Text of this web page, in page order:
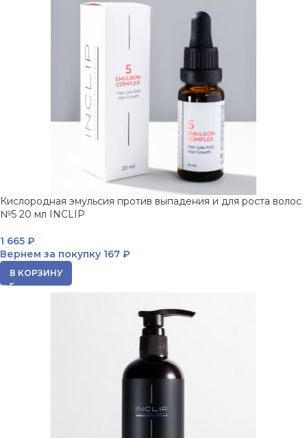
Кислородная эмульсия против выпадения и для роста волос
№5 20 мл INCLIP
1 665 ₽
Вернем за покупку 167 ₽
В КОРЗИНУ